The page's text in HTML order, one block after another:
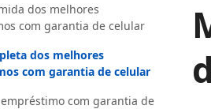
dos melhores
com garantia de celular
dos melhores
com garantia de celular
com garantia de